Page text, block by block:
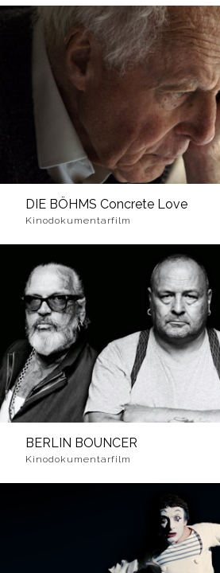
DIE BÖHMS Concrete Love
Kinodokumentarfilm
BERLIN BOUNCER
Kinodokumentarfilm